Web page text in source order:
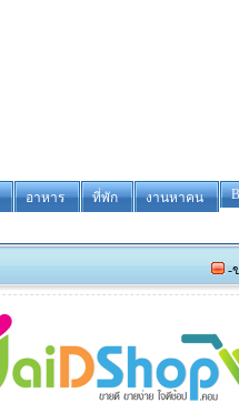
อาหาร ที่พัก งานหาคน
-ขายหรือ